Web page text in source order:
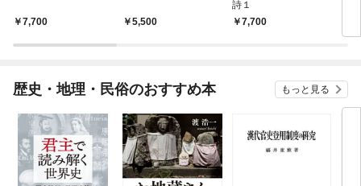
7,700 5,500
詩１
7,700
歴史・地理・民俗のおすすめ本 もっと見る